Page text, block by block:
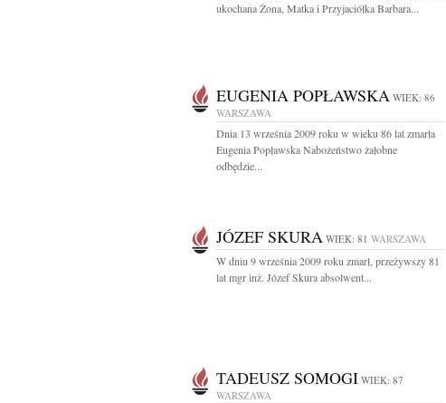
ukochana Żona, Matka i Przyjaciółka Barbara...
EUGENIA POPŁAWSKA WIEK: 86
WARSZAWA
Dnia 13 września 2009 roku w wieku 86 lat zmarła
Eugenia Popławska Nabożeństwo żałobne
odbędzie...
JÓZEF SKURA WIEK: 81 WARSZAWA
W dniu 9 września 2009 roku zmarł, przeżywszy 81
lat mgr inż. Józef Skura absolwent...
TADEUSZ SOMOGI WIEK: 87
WARSZAWA